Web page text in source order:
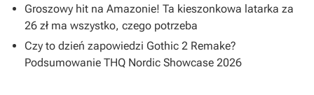
Groszowy hit na Amazonie! Ta kieszonkowa latarka za
26 zł ma wszystko, czego potrzeba
Czy to dzień zapowiedzi Gothic 2 Remake?
Podsumowanie THQ Nordic Showcase 2026